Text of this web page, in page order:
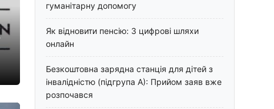
гуманітарну допомогу
Як відновити пенсію: 3 цифрові шляхи
онлайн
Безкоштовна зарядна станція для дітей з
інвалідністю (підгрупа А): Прийом заяв вже
розпочався